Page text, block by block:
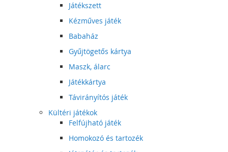
Játékszett
Kézműves játék
Babaház
Gyűjtögetős kártya
Maszk, álarc
Játékkártya
Távirányítós játék
Kültéri játékok
Felfújható játék
Homokozó és tartozék